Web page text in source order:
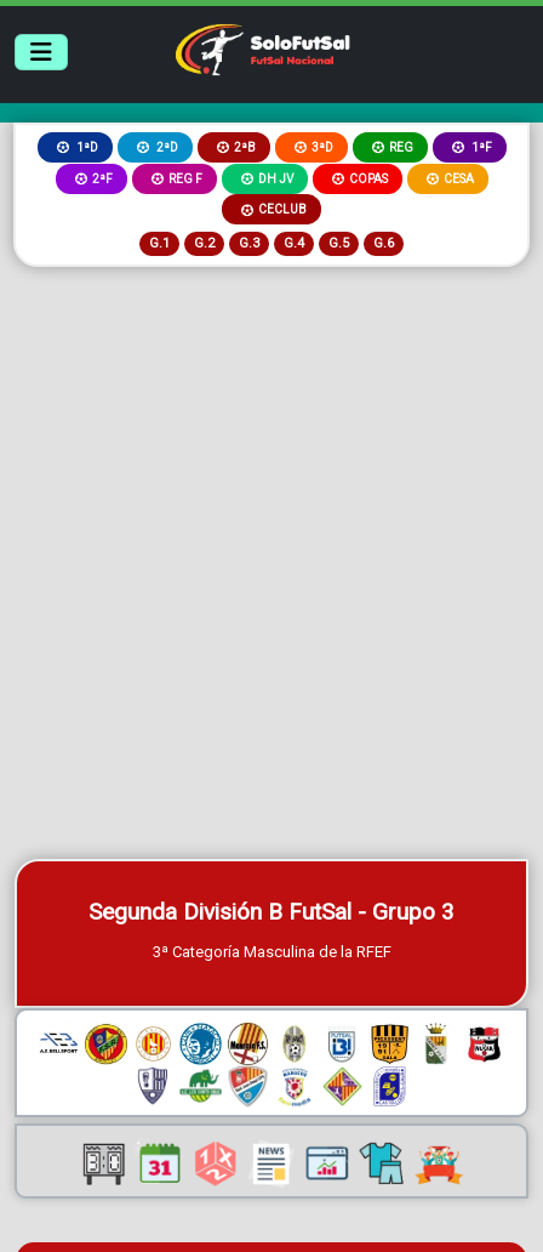
1ªD 2ªD 2ªB 3ªD REG 1ªF
2ªF REG F DH JV COPAS CESA
CECLUB
G.1 G.2 G.3 G.4 G.5 G.6
Segunda División B FutSal - Grupo 3
3ª Categoría Masculina de la RFEF